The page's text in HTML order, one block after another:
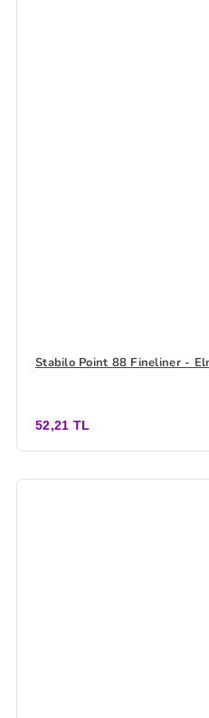
Stabilo Point 88 Fineliner -
52,21 TL